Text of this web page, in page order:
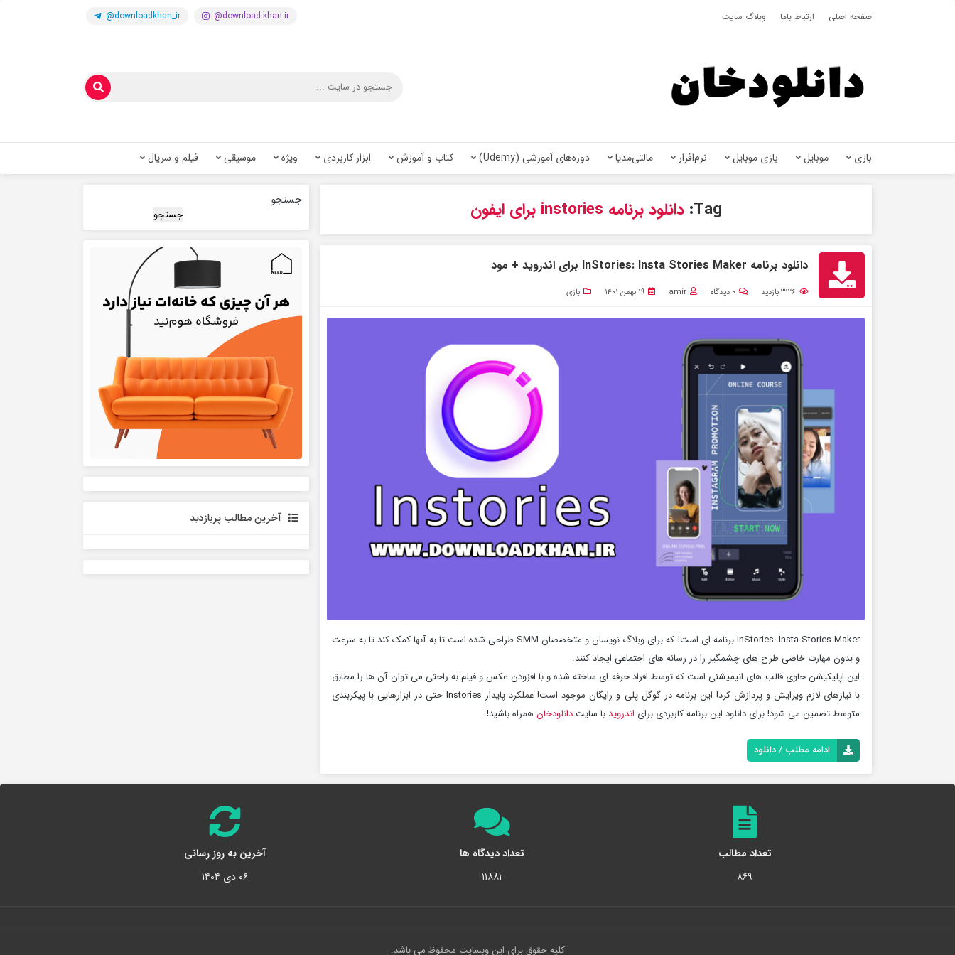
صفحه اصلی ارتباط باما وبلاگ سایت @download.khan.ir
@downloadkhan_ir
بازی موبایل بازی موبایل نرم‌افزار مالتی‌مدیا دوره‌های آموزشی (Udemy) کتاب و آموزش ابزار کاربردی ویژه موسیقی فیلم و سریال
Tag: دانلود برنامه instories برای ایفون
دانلود برنامه InStories: Insta Stories Maker برای اندروید + مود
۳۱۲۶بازدید ۰ دیدگاه amir ۱۹ بهمن ۱۴۰۱ بازی
InStories: Insta Stories Maker برنامه ای است! که برای وبلاگ نویسان و متخصصان SMM طراحی شده است تا به آنها کمک کند تا به سرعت
و بدون مهارت خاصی طرح های چشمگیر را در رسانه های اجتماعی ایجاد کنند.
این اپلیکیشن حاوی قالب های انیمیشنی است که توسط افراد حرفه ای ساخته شده و با افزودن عکس و فیلم به راحتی می توان آن ها را مطابق
با نیازهای لازم ویرایش و پردازش کرد! این برنامه در گوگل پلی و رایگان موجود است! عملکرد پایدار Instories حتی در ابزارهایی با پیکربندی
متوسط ​​تضمین می شود! برای دانلود این برنامه کاربردی برای اندروید با سایتدانلودخان همراه باشید!
ادامه مطلب / دانلود
جستجو
جستجو
آخرین مطالب پربازدید
تعداد مطالب
۸۶۹
تعداد دیدگاه ها
۱۱۸۸۱
آخرین به روز رسانی
۰۶ دی ۱۴۰۴
کلیه حقوق برای این وبسایت محفوظ می باشد.